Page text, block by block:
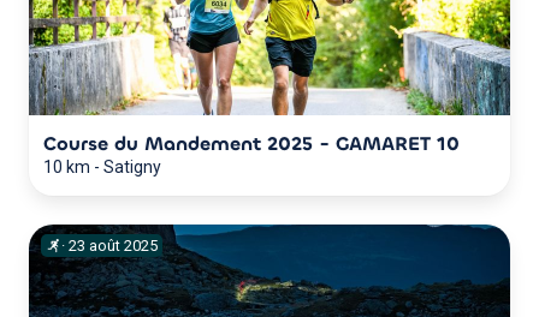
Course du Mandement 2025 - GAMARET 10
10 km - Satigny
· 23 août 2025